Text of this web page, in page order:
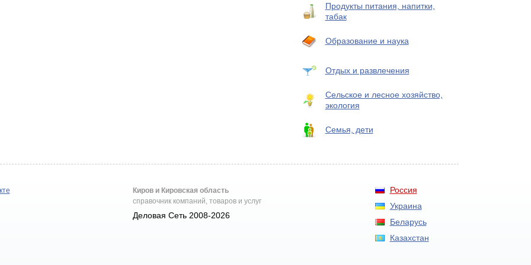
Продукты питания, напитки,
табак
Образование и наука
Отдых и развлечения
Сельское и лесное хозяйство,
экология
Семья, дети
Россия
Украина
Беларусь
Казахстан
Киров и Кировская область
справочник компаний, товаров и услуг
Деловая Сеть 2008-2026